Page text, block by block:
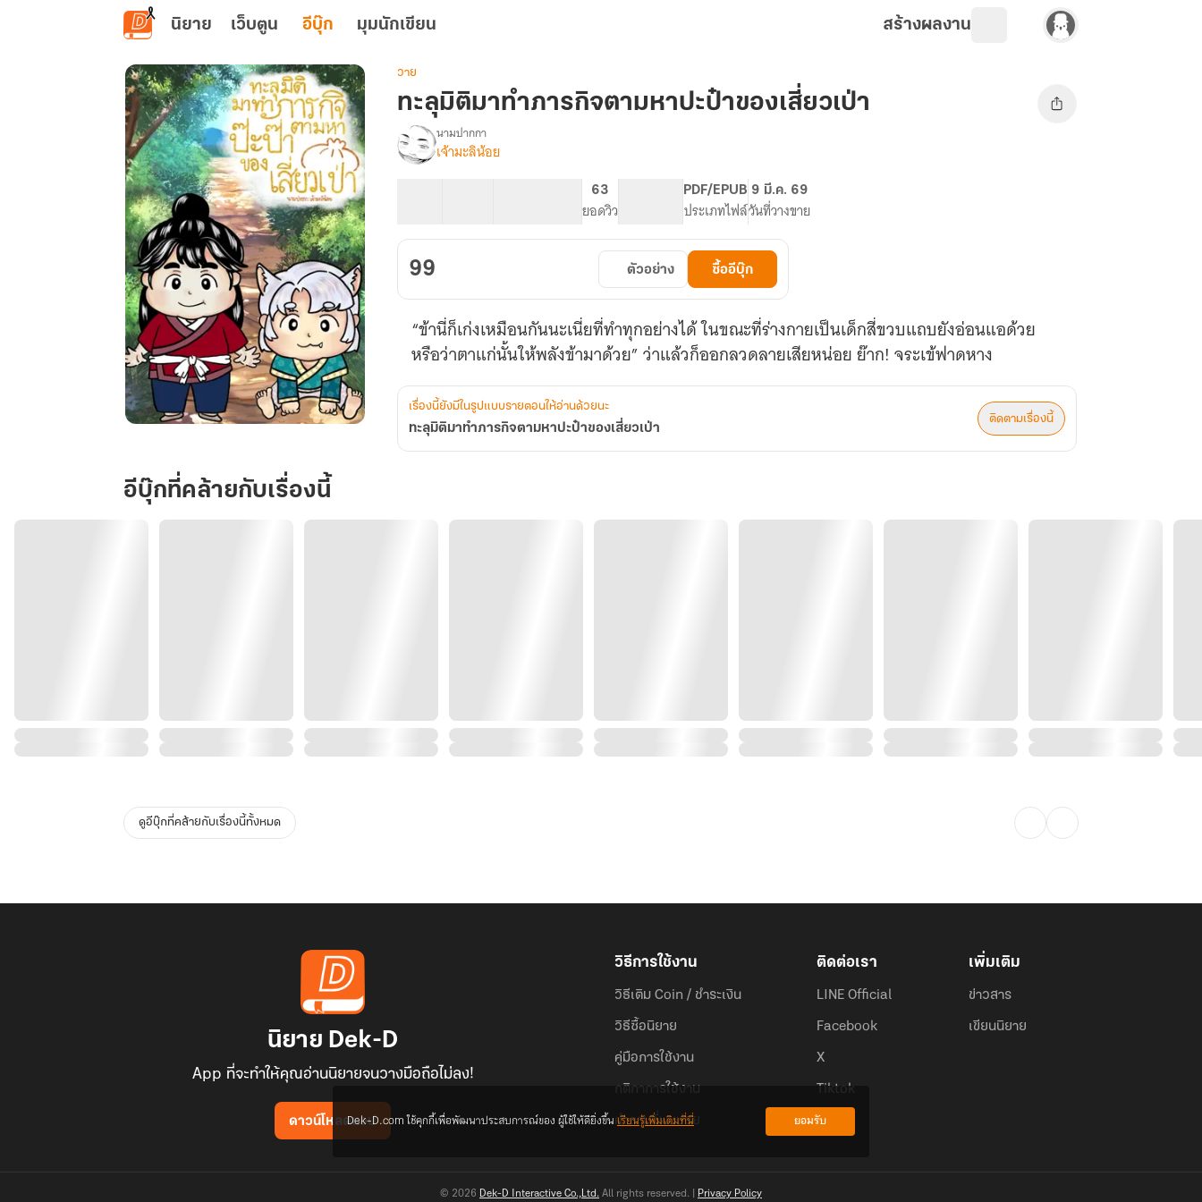
ข้ามไปยังเนื้อหาหลัก
นิยาย เว็บตูน อีบุ๊ก มุมนักเขียน สร้างผลงาน
มา
ทำ
ภารกิจ
วาย
ทะลุมิติมาทำภารกิจตามหาปะป๋าของเสี่ยวเป่า
เรื่อง
ทะลุ
ภารกิจ
ตาม
หา
ปะป๋า
เสี่ยว
เป่า
นามปากกา
เจ้ามะลิน้อย
63
ยอดวิว
PDF/EPUB
ประเภทไฟล์
9 มี.ค. 69
วันที่วางขาย
99 ตัวอย่าง ซื้ออีบุ๊ก
“ข้านี่ก็เก่งเหมือนกันนะเนี่ยที่ทำทุกอย่างได้ ในขณะที่ร่างกายเป็นเด็กสี่ขวบแถบยังอ่อนแอด้วย
หรือว่าตาแก่นั้นให้พลังข้ามาด้วย” ว่าแล้วก็ออกลวดลายเสียหน่อย ย๊าก! จระเข้ฟาดหาง
เรื่องนี้ยังมีในรูปแบบรายตอนให้อ่านด้วยนะ
ทะลุมิติมาทำภารกิจตามหาปะป๋าของเสี่ยวเป่า
ติดตามเรื่องนี้
อีบุ๊กที่คล้ายกับเรื่องนี้
ดูอีบุ๊กที่คล้ายกับเรื่องนี้ทั้งหมด
นิยาย Dek-D
App ที่จะทำให้คุณอ่านนิยายจนวางมือถือไม่ลง!
ดาวน์โหลดแอป
วิธีการใช้งาน
วิธีเติม Coin / ชำระเงิน
วิธีซื้อนิยาย
คู่มือการใช้งาน
กติกาการใช้งาน
คำถามที่พบบ่อย
ติดต่อเรา
LINE Official
Facebook
X
Tiktok
เพิ่มเติม
ข่าวสาร
เขียนนิยาย
© 2026 Dek-D Interactive Co.,Ltd. All rights reserved. | Privacy Policy
Dek-D.com ใช้คุกกี้เพื่อพัฒนาประสบการณ์ของ ผู้ใช้ให้ดียิ่งขึ้นเรียนรู้เพิ่มเติมที่นี่ ยอมรับ